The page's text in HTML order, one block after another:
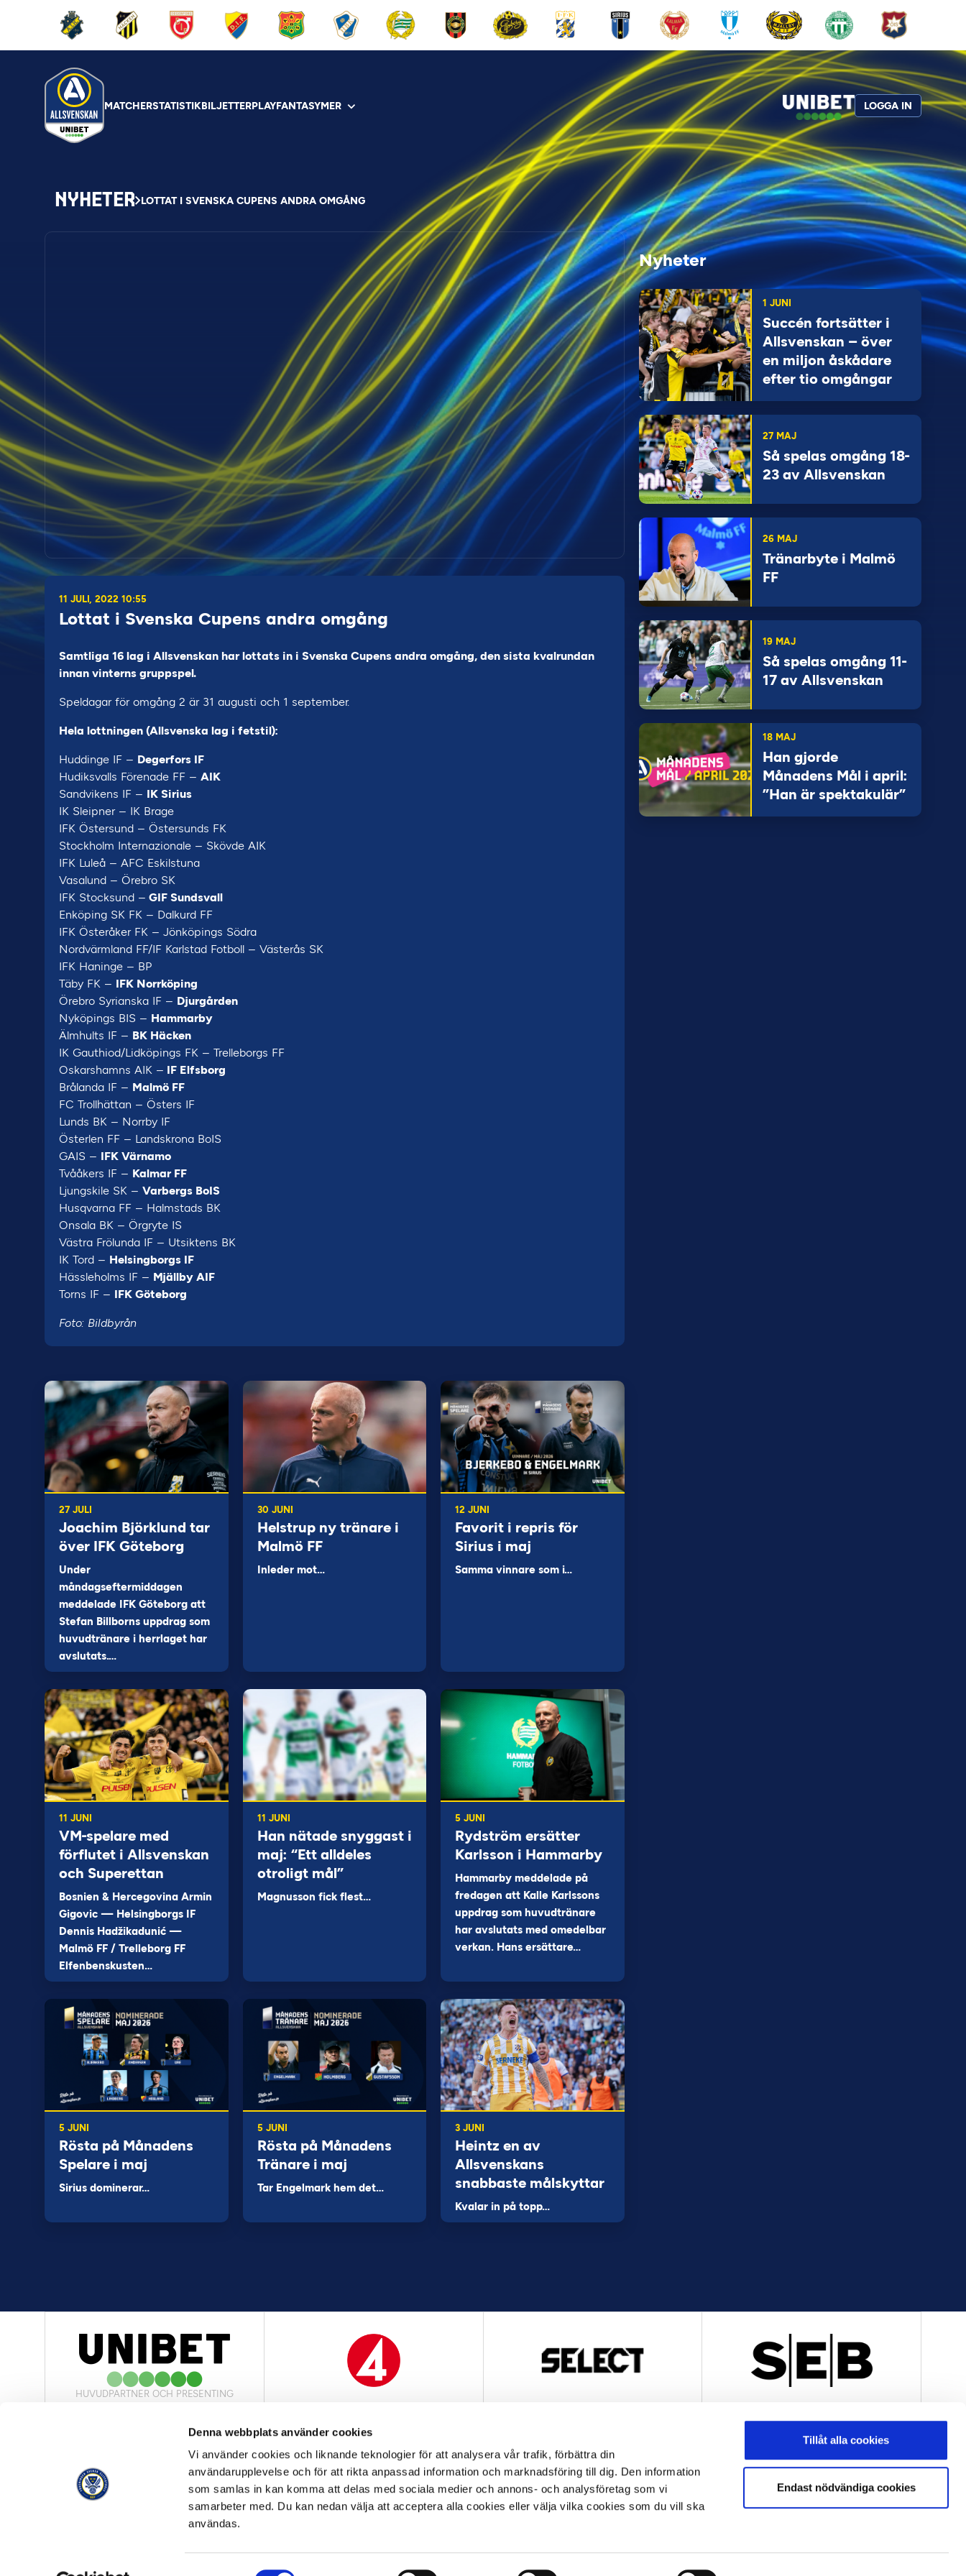
Denna webbplats använder cookies
Vi använder cookies och liknande teknologier för att analysera vår trafik, förbättra din
användarupplevelse och för att rikta anpassad information och marknadsföring till dig. Den information
som samlas in kan komma att delas med sociala medier och annons- och analysföretag som vi
samarbeter med. Du kan nedan välja att acceptera alla cookies eller välja vilka cookies som du vill ska
användas.
Samtyckesval
Tillåt alla cookies
Endast nödvändiga cookies
MATCHERSTATISTIKBILJETTERPLAYFANTASYMER LOGGA IN
NYHETER LOTTAT I SVENSKA CUPENS ANDRA OMGÅNG
11 JULI, 2022 10:55
Lottat i Svenska Cupens andra omgång
Samtliga 16 lag i Allsvenskan har lottats in i Svenska Cupens andra omgång, den sista kvalrundan
innan vinterns gruppspel.
Speldagar för omgång 2 är 31 augusti och 1 september.
Hela lottningen (Allsvenska lag i fetstil):
Huddinge IF – Degerfors IF
Hudiksvalls Förenade FF – AIK
Sandvikens IF – IK Sirius
IK Sleipner – IK Brage
IFK Östersund – Östersunds FK
Stockholm Internazionale – Skövde AIK
IFK Luleå – AFC Eskilstuna
Vasalund – Örebro SK
IFK Stocksund – GIF Sundsvall
Enköping SK FK – Dalkurd FF
IFK Österåker FK – Jönköpings Södra
Nordvärmland FF/IF Karlstad Fotboll – Västerås SK
IFK Haninge – BP
Täby FK – IFK Norrköping
Örebro Syrianska IF – Djurgården
Nyköpings BIS – Hammarby
Älmhults IF – BK Häcken
IK Gauthiod/Lidköpings FK – Trelleborgs FF
Oskarshamns AIK – IF Elfsborg
Brålanda IF – Malmö FF
FC Trollhättan – Östers IF
Lunds BK – Norrby IF
Österlen FF – Landskrona BoIS
GAIS – IFK Värnamo
Tvååkers IF – Kalmar FF
Ljungskile SK – Varbergs BoIS
Husqvarna FF – Halmstads BK
Onsala BK – Örgryte IS
Västra Frölunda IF – Utsiktens BK
IK Tord – Helsingborgs IF
Hässleholms IF – Mjällby AIF
Torns IF – IFK Göteborg
Foto: Bildbyrån
27 JULI
Joachim Björklund tar
över IFK Göteborg
Under
måndagseftermiddagen
meddelade IFK Göteborg att
Stefan Billborns uppdrag som
huvudtränare i herrlaget har
avslutats.…
30 JUNI
Helstrup ny tränare i
Malmö FF
Inleder mot…
12 JUNI
Favorit i repris för
Sirius i maj
Samma vinnare som i…
11 JUNI
VM-spelare med
förflutet i Allsvenskan
och Superettan
Bosnien & Hercegovina Armin
Gigovic — Helsingborgs IF
Dennis Hadžikadunić —
Malmö FF / Trelleborg FF
Elfenbenskusten…
11 JUNI
Han nätade snyggast i
maj: “Ett alldeles
otroligt mål”
Magnusson fick flest…
5 JUNI
Rydström ersätter
Karlsson i Hammarby
Hammarby meddelade på
fredagen att Kalle Karlssons
uppdrag som huvudtränare
har avslutats med omedelbar
verkan. Hans ersättare…
5 JUNI
Rösta på Månadens
Spelare i maj
Sirius dominerar…
5 JUNI
Rösta på Månadens
Tränare i maj
Tar Engelmark hem det…
3 JUNI
Heintz en av
Allsvenskans
snabbaste målskyttar
Kvalar in på topp…
Nyheter
1 JUNI
Succén fortsätter i
Allsvenskan – över
en miljon åskådare
efter tio omgångar
27 MAJ
Så spelas omgång 18-
23 av Allsvenskan
26 MAJ
Tränarbyte i Malmö
FF
19 MAJ
Så spelas omgång 11-
17 av Allsvenskan
18 MAJ
Han gjorde
Månadens Mål i april:
”Han är spektakulär”
HUVUDPARTNER OCH PRESENTING
OFFICIELL LEVERANTÖR